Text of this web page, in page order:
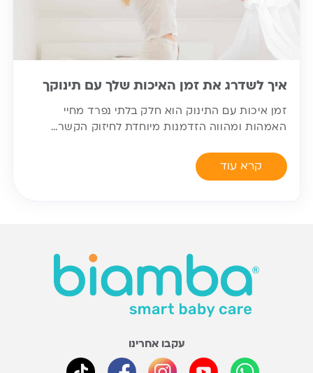
איך לשדרג את זמן האיכות שלך עם תינוקך
זמן איכות עם התינוק הוא חלק בלתי נפרד מחיי
האמהות ומהווה הזדמנות מיוחדת לחיזוק הקשר…
קרא עוד
עקבו אחרינו